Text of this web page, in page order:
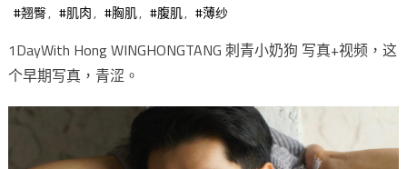
#翘臀, #肌肉, #胸肌, #腹肌, #薄纱
1DayWith Hong WINGHONGTANG 刺青小奶狗 写真+视频，这
个早期写真，青涩。